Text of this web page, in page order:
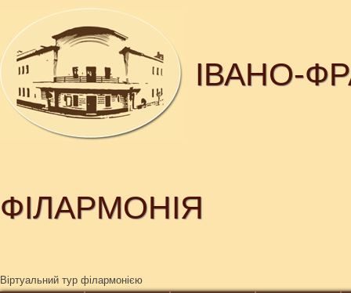
ІВАНО-
ФІЛАРМОНІЯ
Віртуальний тур філармонією